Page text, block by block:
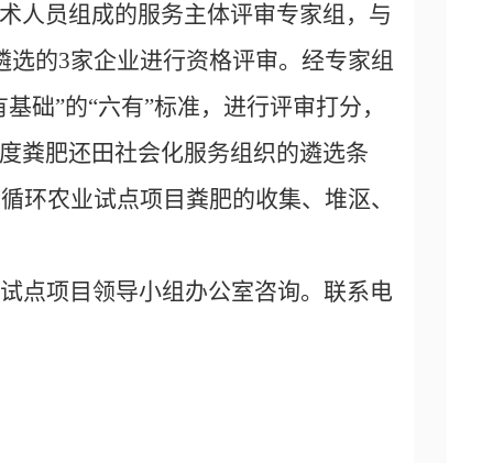
人员组成的服务主体评审专家组，与
的3家企业进行资格评审。经专家组
础”的“六有”标准， 进行评审打分，
粪肥还田社会化服务组织的遴选条
环农业试点项目粪肥的收集、堆沤、
点项目 领导小组办公室咨询。联系电